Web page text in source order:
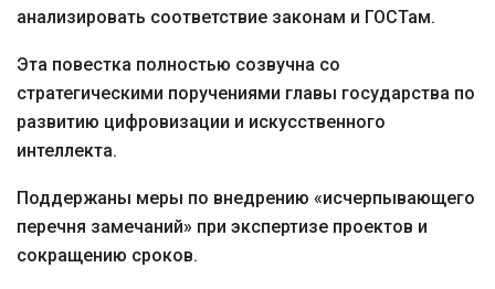
анализировать соответствие законам и ГОСТам.
Эта повестка полностью созвучна со
стратегическими поручениями главы государства по
развитию цифровизации и искусственного
интеллекта.
Поддержаны меры по внедрению «исчерпывающего
перечня замечаний» при экспертизе проектов и
сокращению сроков.